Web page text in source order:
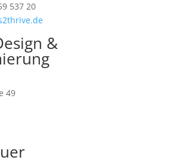
537 20
&
49